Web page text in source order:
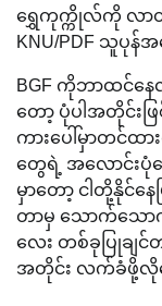
ရွှေကုက္ကိုလ်ကို လာ
KNU/PDF သူပုန်
BGF ကိုဘာထင်န
တော့ ပုံပါအတိုင်း
ကားပေါ်မှာတင်ထ
တွေရဲ့ အလောင်းပုံတွ
မှာတော့ ငါတို့နိုင်
တာမှ သောက်သော
လေး တစ်ခုပြုချ
အတိုင်း လက်ခံဖို့လိုန